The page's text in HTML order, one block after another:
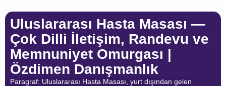
Uluslararası Hasta Masası —
Çok Dilli İletişim, Randevu ve
Memnuniyet Omurgası |
Özdimen Danışmanlık
Paragraf: Uluslararası Hasta Masası, yurt dışından gelen